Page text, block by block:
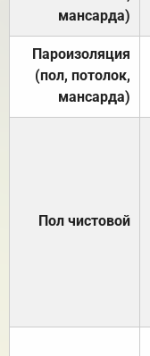
мансарда)
Пароизоляция
(пол, потолок,
мансарда)
Пол чистовой